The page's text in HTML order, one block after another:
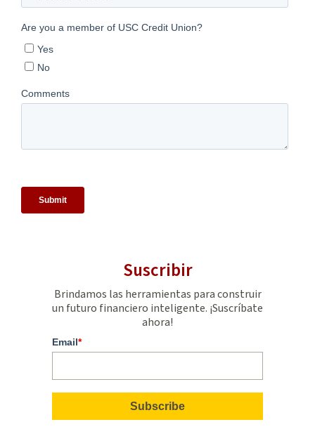
Suscribir
Brindamos las herramientas para construir
un futuro financiero inteligente. ¡Suscríbate
ahora!
Email*